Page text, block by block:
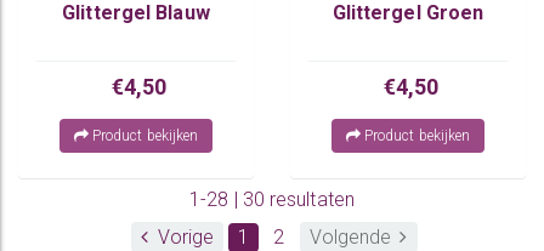
Glittergel Blauw
€4,50
Product bekijken
Glittergel Groen
€4,50
Product bekijken
1-28 | 30 resultaten
Vorige
1 2 Volgende